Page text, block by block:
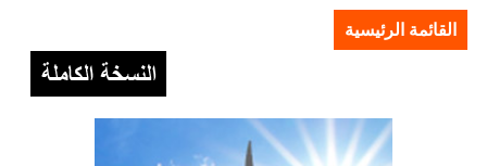
القائمة الرئيسية